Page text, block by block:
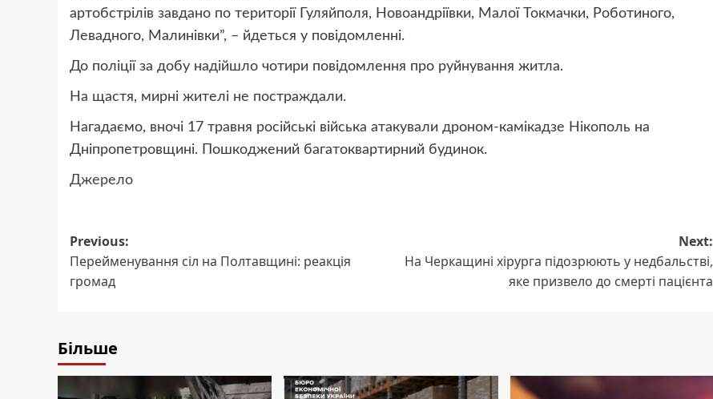
артобстрілів завдано по території Гуляйполя, Новоандріївки, Малої Токмачки, Роботиного,
Левадного, Малинівки”, – йдеться у повідомленні.
До поліції за добу надійшло чотири повідомлення про руйнування житла.
На щастя, мирні жителі не постраждали.
Нагадаємо, вночі 17 травня російські війська атакували дроном-камікадзе Нікополь на
Дніпропетровщині. Пошкоджений багатоквартирний будинок.
Джерело
Post
navigation
Previous:
Перейменування сіл на Полтавщині: реакція
громад
Next:
На Черкащині хірурга підозрюють у недбальстві,
яке призвело до смерті пацієнта
Більше